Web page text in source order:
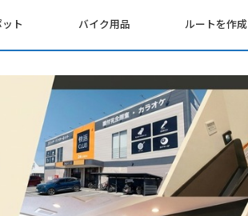
ト バイク用品 ルートを作成